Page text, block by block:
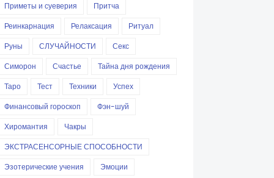
Приметы и суеверия
Притча
Реинкарнация
Релаксация
Ритуал
Руны
СЛУЧАЙНОСТИ
Секс
Симорон
Счастье
Тайна дня рождения
Таро
Тест Техники
Успех
Финансовый гороскоп
Фэн-шуй
Хиромантия
Чакры
ЭКСТРАСЕНСОРНЫЕ СПОСОБНОСТИ
Эзотерические учения
Эмоции